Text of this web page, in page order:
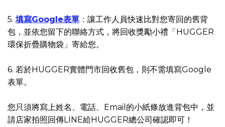
5. 填寫Google表單 ： 讓工作人員快速比對您寄回的舊背
包，並依您留下的聯絡方式，將回收獎勵小禮「HUGGER
環保折疊購物袋」寄給您。
6. 若於HUGGER實體門市回收舊包，則不需填寫Google
表單。
您只須將寫上姓名、電話、Email的小紙條放進背包中，並
請店家拍照回傳LINE給HUGGER總公司確認即可！